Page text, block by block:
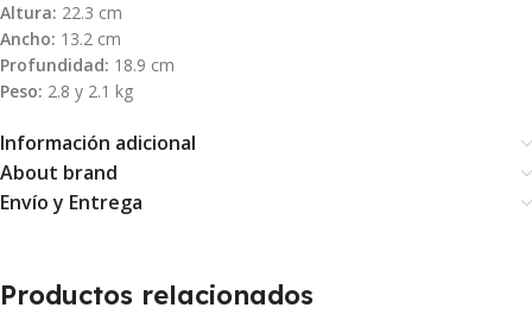
Altura: 22.3 cm
Ancho: 13.2 cm
Profundidad: 18.9 cm
Peso: 2.8 y 2.1 kg
Información adicional
About brand
Envío y Entrega
Productos relacionados